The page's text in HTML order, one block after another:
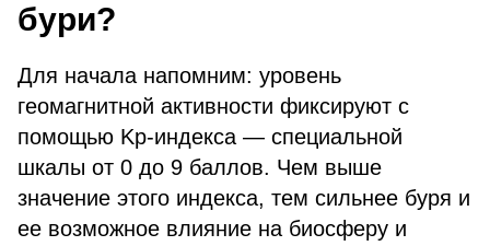
бури?
Для начала напомним: уровень
геомагнитной активности фиксируют с
помощью Kp-индекса — специальной
шкалы от 0 до 9 баллов. Чем выше
значение этого индекса, тем сильнее буря и
ее возможное влияние на биосферу и